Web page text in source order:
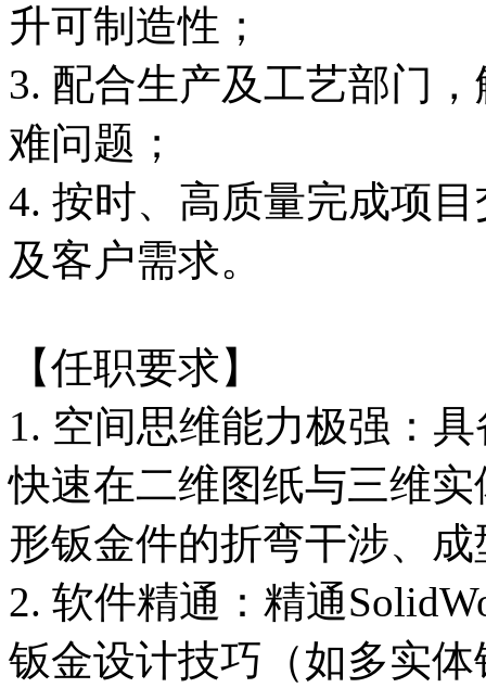
升可制造性；
3. 配合生产及工艺部门
难问题；
4. 按时、高质量完成项
及客户需求。
【任职要求】
1. 空间思维能力极强：
快速在二维图纸与三维
形钣金件的折弯干涉、
2. 软件精通：精通
钣金设计技巧（如多实